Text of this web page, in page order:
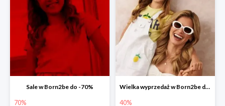
Sale w Born2be do -70%
70%
Wielka wyprzedaż w Born2be do -40%
40%